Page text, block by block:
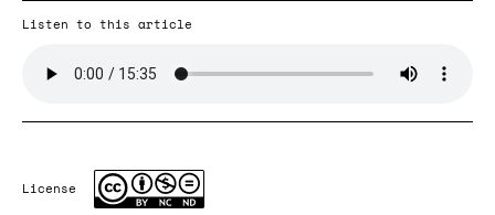
Listen to this article
License